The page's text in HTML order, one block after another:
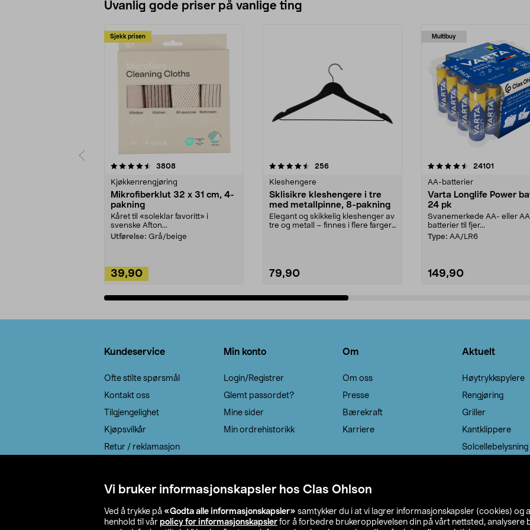
Vi bruker informasjonskapsler hos Clas Ohlson
Ved å trykke på «Godta alle informasjonskapsler» samtykker du i at vi lagrer informasjonskapsler (cookies) og
henhold til vår policy for informasjonskapsler for å forbedre brukeropplevelsen din på vårt nettsted, analysere
Uvanlig gode priser på vanlige ting
Sjekk prisen
3808anmeldelser
Kjøkkenrengjøring
Mikrofiberklut 32 x 31 cm, 4-
pakning
Kåret til «soleklar favoritt» i
svenske Afton...
Utførelse: Grå/beige
39,90
4.5av 5 stjerner 256anmeldelser
Kleshengere
Sklisikre kleshengere i tre
med metallpinne, 8-pakning
Elegant og skikkelig kleshenger av
tre og metall – finnes i flere farger.
79,90
Multibuy
4.5av 5 stjerner 24101
AA-batterier
Varta Longlife Power
24 pk
Svanemerkede AA- eller
batterier til fjer...
Type: AA/LR6
149,90
4.5av 5 stjerner
Kundeservice
Ofte stilte spørsmål
Kontakt oss
Tilgjengelighet
Kjøpsvilkår
Retur / reklamasjon
Min konto
Login/Registrer
Glemt passordet?
Mine sider
Min ordrehistorikk
Om
Om oss
Presse
Bærekraft
Karriere
Aktuelt
Høytrykkspylere
Rengjøring
Griller
Kantklippere
Solcellebelysning